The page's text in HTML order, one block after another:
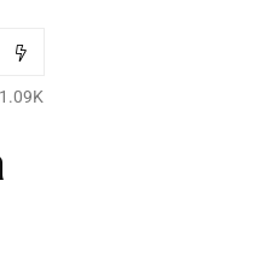
1.09K